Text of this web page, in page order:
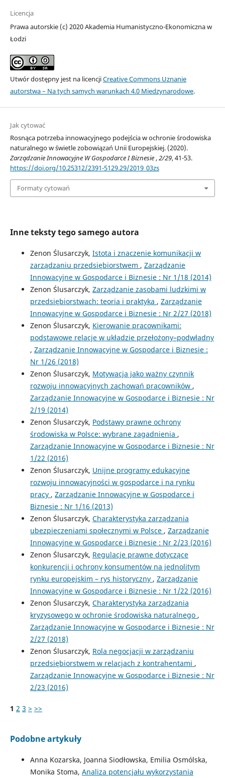
Licencja
Prawa autorskie (c) 2020 Akademia Humanistyczno-Ekonomiczna w
Łodzi
Utwór dostępny jest na licencjiCreative Commons Uznanie
autorstwa – Na tych samych warunkach 4.0 Miedzynarodowe.
Jak cytować
Rosnąca potrzeba innowacyjnego podejścia w ochronie środowiska
naturalnego w świetle zobowiązań Unii Europejskiej. (2020).
Zarządzanie Innowacyjne W Gospodarce I Biznesie,2/29, 41-53.
https://doi.org/10.25312/2391-5129.29/2019_03zs
Formaty cytowań
Inne teksty tego samego autora
Zenon Ślusarczyk, Istota i znaczenie komunikacji w
zarządzaniu przedsiębiorstwem , Zarządzanie
Innowacyjne w Gospodarce i Biznesie : Nr 1/18 (2014)
Zenon Ślusarczyk, Zarządzanie zasobami ludzkimi w
przedsiębiorstwach: teoria i praktyka , Zarządzanie
Innowacyjne w Gospodarce i Biznesie : Nr 2/27 (2018)
Zenon Ślusarczyk, Kierowanie pracownikami:
podstawowe relacje w układzie przełożony–podwładny
, Zarządzanie Innowacyjne w Gospodarce i Biznesie :
Nr 1/26 (2018)
Zenon Ślusarczyk, Motywacja jako ważny czynnik
rozwoju innowacyjnych zachowań pracowników ,
Zarządzanie Innowacyjne w Gospodarce i Biznesie : Nr
2/19 (2014)
Zenon Ślusarczyk, Podstawy prawne ochrony
środowiska w Polsce: wybrane zagadnienia ,
Zarządzanie Innowacyjne w Gospodarce i Biznesie : Nr
1/22 (2016)
Zenon Ślusarczyk, Unijne programy edukacyjne
rozwoju innowacyjności w gospodarce i na rynku
pracy , Zarządzanie Innowacyjne w Gospodarce i
Biznesie : Nr 1/16 (2013)
Zenon Ślusarczyk, Charakterystyka zarządzania
ubezpieczeniami społecznymi w Polsce , Zarządzanie
Innowacyjne w Gospodarce i Biznesie : Nr 2/23 (2016)
Zenon Ślusarczyk, Regulacje prawne dotyczące
konkurencji i ochrony konsumentów na jednolitym
rynku europejskim – rys historyczny , Zarządzanie
Innowacyjne w Gospodarce i Biznesie : Nr 1/22 (2016)
Zenon Ślusarczyk, Charakterystyka zarządzania
kryzysowego w ochronie środowiska naturalnego ,
Zarządzanie Innowacyjne w Gospodarce i Biznesie : Nr
2/27 (2018)
Zenon Ślusarczyk, Rola negocjacji w zarządzaniu
przedsiębiorstwem w relacjach z kontrahentami ,
Zarządzanie Innowacyjne w Gospodarce i Biznesie : Nr
2/23 (2016)
1 2 3 > >>
Podobne artykuły
Anna Kozarska, Joanna Siodłowska, Emilia Osmólska,
Monika Stoma, Analiza potencjału wykorzystania